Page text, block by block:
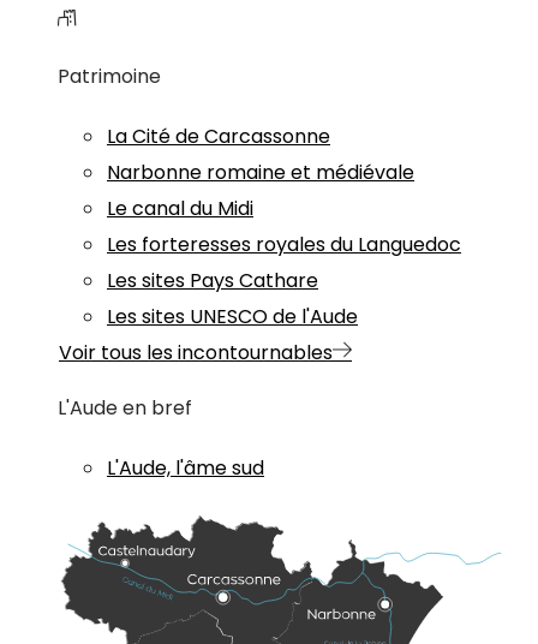
Patrimoine
La Cité de Carcassonne
Narbonne romaine et médiévale
Le canal du Midi
Les forteresses royales du Languedoc
Les sites Pays Cathare
Les sites UNESCO de l'Aude
Voir tous les incontournables
L'Aude en bref
L'Aude, l'âme sud